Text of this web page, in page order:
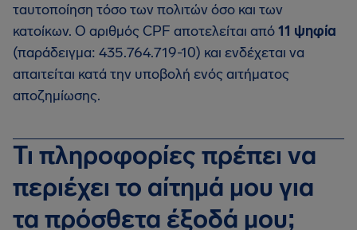
ταυτοποίηση τόσο των πολιτών όσο και των
κατοίκων. Ο αριθμός CPF αποτελείται από11 ψηφία
(παράδειγμα: 435.764.719-10) και ενδέχεται να
απαιτείται κατά την υποβολή ενός αιτήματος
αποζημίωσης.
Τι πληροφορίες πρέπει να
περιέχει το αίτημά μου για
τα πρόσθετα έξοδά μου;